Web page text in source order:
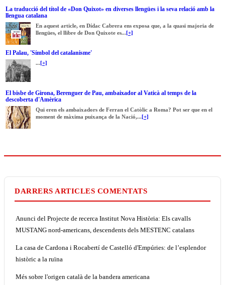
La traducció del títol de «Don Quixot» en diverses llengües i la seva relació amb la
llengua catalana
En aquest article, en Dídac Cabrera ens exposa que, a la quasi majoria de
llengües, el llibre de Don Quixote es...[+]
El Palau, 'Símbol del catalanisme'
...[+]
El bisbe de Girona, Berenguer de Pau, ambaixador al Vaticà al temps de la
descoberta d'Amèrica
Qui eren els ambaixadors de Ferran el Catòlic a Roma? Pot ser que en el
moment de màxima puixança de la Nació,...[+]
DARRERS ARTICLES COMENTATS
Anunci del Projecte de recerca Institut Nova Història: Els cavalls
MUSTANG nord-americans, descendents dels MESTENC catalans
La casa de Cardona i Rocabertí de Castelló d'Empúries: de l’esplendor
històric a la ruïna
Més sobre l'origen català de la bandera americana